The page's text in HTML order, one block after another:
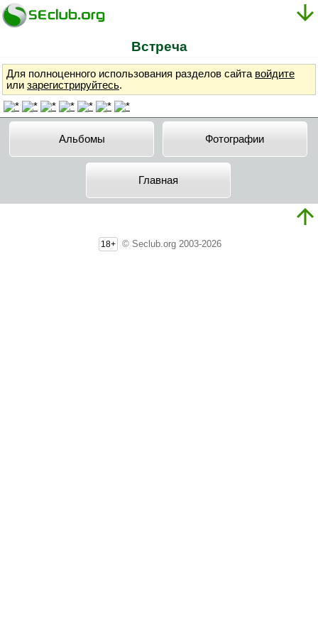
Встреча
Для полноценного использования разделов сайта войдите
или зарегистрируйтесь.
Альбомы Фотографии
Главная
18+ © Seclub.org 2003-2026